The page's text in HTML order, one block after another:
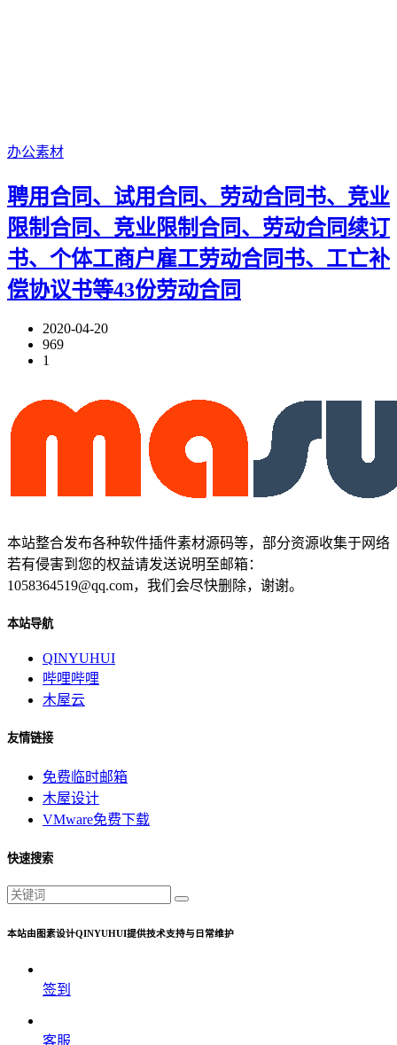
办公素材
聘用合同、试用合同、劳动合同书、竞业
限制合同、竞业限制合同、劳动合同续订
书、个体工商户雇工劳动合同书、工亡补
偿协议书等43份劳动合同
2020-04-20
969
1
本站整合发布各种软件插件素材源码等，部分资源收集于网络
若有侵害到您的权益请发送说明至邮箱：
1058364519@qq.com，我们会尽快删除，谢谢。
本站导航
QINYUHUI
哔哩哔哩
木屋云
友情链接
免费临时邮箱
木屋设计
VMware免费下载
快速搜索
本站由图素设计QINYUHUI提供技术支持与日常维护
签到
客服